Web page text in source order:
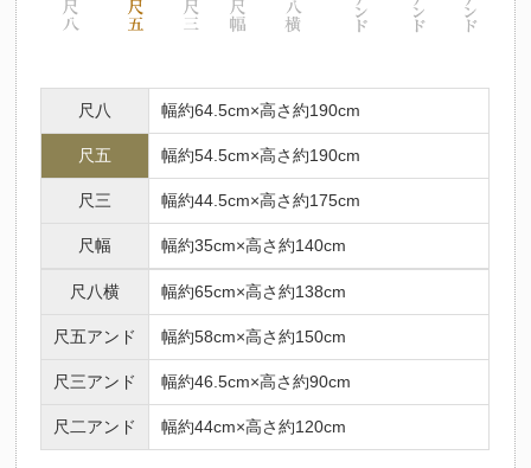
尺八 幅約64.5cm×高さ約190cm
尺五 幅約54.5cm×高さ約190cm
尺三 幅約44.5cm×高さ約175cm
尺幅 幅約35cm×高さ約140cm
尺八横 幅約65cm×高さ約138cm
尺五アンド 幅約58cm×高さ約150cm
尺三アンド 幅約46.5cm×高さ約90cm
尺二アンド 幅約44cm×高さ約120cm